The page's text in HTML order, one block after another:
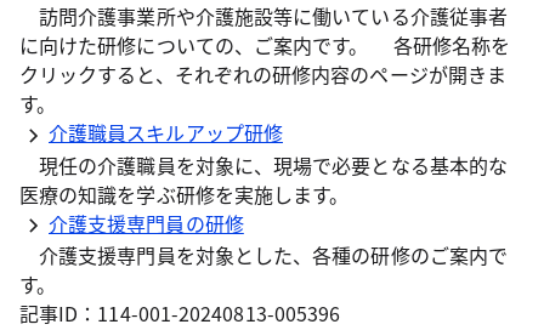
訪問介護事業所や介護施設等に働いている介護従事者
に向けた研修についての、ご案内です。 各研修名称を
クリックすると、それぞれの研修内容のページが開きま
す。
介護職員スキルアップ研修
現任の介護職員を対象に、現場で必要となる基本的な
医療の知識を学ぶ研修を実施します。
介護支援専門員の研修
介護支援専門員を対象とした、各種の研修のご案内で
す。
記事ID：114-001-20240813-005396